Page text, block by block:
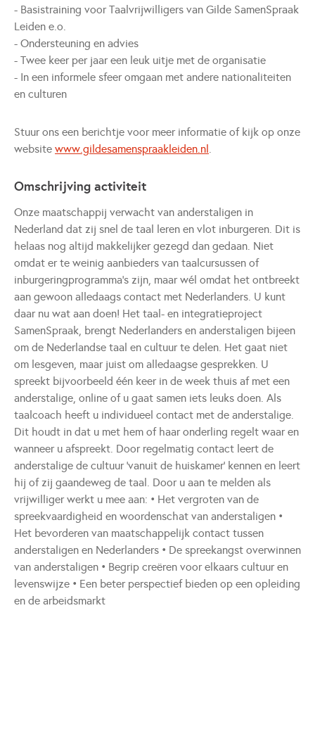
- Basistraining voor Taalvrijwilligers van Gilde SamenSpraak
Leiden e.o.
- Ondersteuning en advies
- Twee keer per jaar een leuk uitje met de organisatie
- In een informele sfeer omgaan met andere nationaliteiten
en culturen
Stuur ons een berichtje voor meer informatie of kijk op onze
website www.gildesamenspraakleiden.nl.
Omschrijving activiteit
Onze maatschappij verwacht van anderstaligen in
Nederland dat zij snel de taal leren en vlot inburgeren. Dit is
helaas nog altijd makkelijker gezegd dan gedaan. Niet
omdat er te weinig aanbieders van taalcursussen of
inburgeringprogramma’s zijn, maar wél omdat het ontbreekt
aan gewoon alledaags contact met Nederlanders. U kunt
daar nu wat aan doen! Het taal- en integratieproject
SamenSpraak, brengt Nederlanders en anderstaligen bijeen
om de Nederlandse taal en cultuur te delen. Het gaat niet
om lesgeven, maar juist om alledaagse gesprekken. U
spreekt bijvoorbeeld één keer in de week thuis af met een
anderstalige, online of u gaat samen iets leuks doen. Als
taalcoach heeft u individueel contact met de anderstalige.
Dit houdt in dat u met hem of haar onderling regelt waar en
wanneer u afspreekt. Door regelmatig contact leert de
anderstalige de cultuur ‘vanuit de huiskamer’ kennen en leert
hij of zij gaandeweg de taal. Door u aan te melden als
vrijwilliger werkt u mee aan: • Het vergroten van de
spreekvaardigheid en woordenschat van anderstaligen •
Het bevorderen van maatschappelijk contact tussen
anderstaligen en Nederlanders • De spreekangst overwinnen
van anderstaligen • Begrip creëren voor elkaars cultuur en
levenswijze • Een beter perspectief bieden op een opleiding
en de arbeidsmarkt